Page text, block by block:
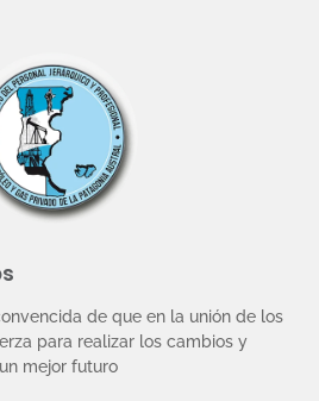
de que en la unión de los
para realizar los cambios y
mejor futuro